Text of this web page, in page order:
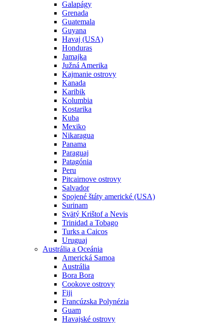
Galapágy
Grenada
Guatemala
Guyana
Havaj (USA)
Honduras
Jamajka
Južná Amerika
Kajmanie ostrovy
Kanada
Karibik
Kolumbia
Kostarika
Kuba
Mexiko
Nikaragua
Panama
Paraguaj
Patagónia
Peru
Pitcairnove ostrovy
Salvador
Spojené štáty americké (USA)
Surinam
Svätý Krištof a Nevis
Trinidad a Tobago
Turks a Caicos
Uruguaj
Austrália a Oceánia
Americká Samoa
Austrália
Bora Bora
Cookove ostrovy
Fiji
Francúzska Polynézia
Guam
Havajské ostrovy